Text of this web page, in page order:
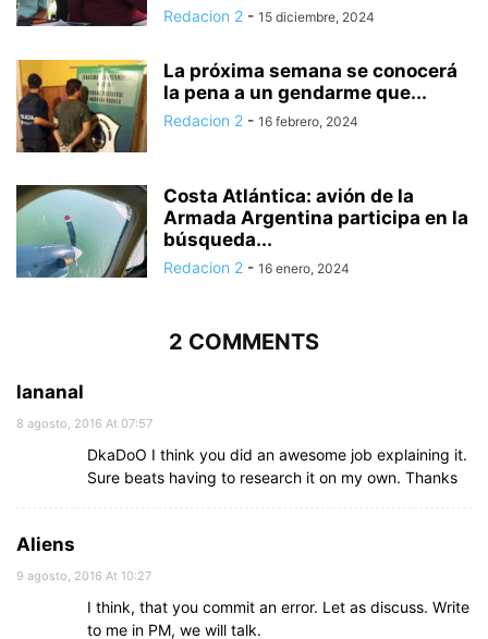
Redacion 2 - 15 diciembre, 2024
La próxima semana se conocerá
la pena a un gendarme que...
Redacion 2 - 16 febrero, 2024
Costa Atlántica: avión de la
Armada Argentina participa en la
búsqueda...
Redacion 2 - 16 enero, 2024
2 COMMENTS
lananal
8 agosto, 2016 At 07:57
DkaDoO I think you did an awesome job explaining it.
Sure beats having to research it on my own. Thanks
Aliens
9 agosto, 2016 At 10:27
I think, that you commit an error. Let as discuss. Write
to me in PM, we will talk.